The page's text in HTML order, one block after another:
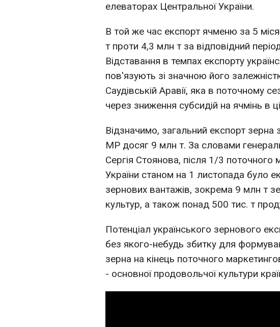
елеваторах Центральної України.
В той же час експорт ячменю за 5
т проти 4,3 млн т за відповідний
Відставання в темпах експорту
пов'язують зі значною його
Саудівській Аравії, яка в поточному
через зниження субсидій на ячмінь в
Відзначимо, загальний експорт зерна
МР досяг 9 млн т. За словами
Сергія Стоянова, після 1/3 поточного
України станом на 1 листопада було
зернових вантажів, зокрема 9 млн т
культур, а також понад 500 тис. т
Потенціал українського зернового
без якого-небудь збитку для
зерна на кінець поточного
- основної продовольчої культури